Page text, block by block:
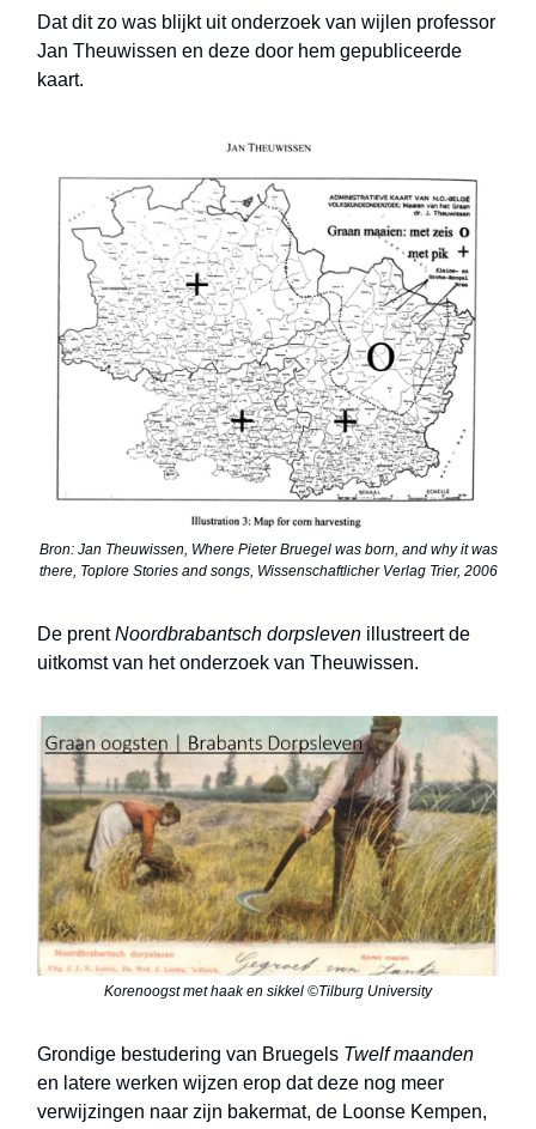
Dat dit zo was blijkt uit onderzoek van wijlen professor
Jan Theuwissen en deze door hem gepubliceerde
kaart.
Bron: Jan Theuwissen, Where Pieter Bruegel was born, and why it was
there, Toplore Stories and songs, Wissenschaftlicher Verlag Trier, 2006
De prentNoordbrabantsch dorpsleven illustreert de
uitkomst van het onderzoek van Theuwissen.
Korenoogst met haak en sikkel ©Tilburg University
Grondige bestudering van Bruegels Twelf maanden
en latere werken wijzen erop dat deze nog meer
verwijzingen naar zijn bakermat, de Loonse Kempen,